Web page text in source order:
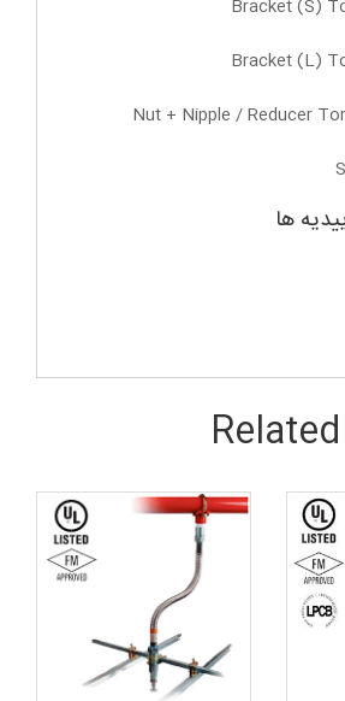
Bracket (S)
Bracket (L)
Nut + Nipple / Reducer
ها